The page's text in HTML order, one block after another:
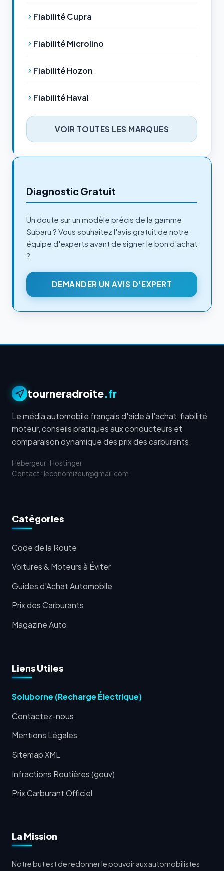
Fiabilité Cupra
Fiabilité Microlino
Fiabilité Hozon
Fiabilité Haval
VOIR TOUTES LES MARQUES
Diagnostic Gratuit
Un doute sur un modèle précis de la gamme
Subaru ? Vous souhaitez l'avis gratuit de notre
équipe d'experts avant de signer le bon d'achat
?
DEMANDER UN AVIS D'EXPERT
tourneradroite.fr
Le média automobile français d'aide à l'achat, fiabilité
moteur, conseils pratiques aux conducteurs et
comparaison dynamique des prix des carburants.
Hébergeur : Hostinger
Contact : leconomizeur@gmail.com
Catégories
Code de la Route
Voitures & Moteurs à Éviter
Guides d'Achat Automobile
Prix des Carburants
Magazine Auto
Liens Utiles
Soluborne (Recharge Électrique)
Contactez-nous
Mentions Légales
Sitemap XML
Infractions Routières (gouv)
Prix Carburant Officiel
La Mission
Notre but est de redonner le pouvoir aux automobilistes